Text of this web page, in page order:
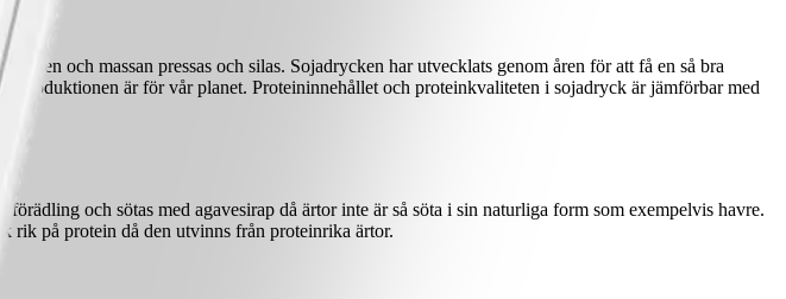
och massan pressas och silas. Sojadrycken har utvecklats genom åren för att få en så bra
är för vår planet. Proteininnehållet och proteinkvaliteten i sojadryck är jämförbar med
och sötas med agavesirap då ärtor inte är så söta i sin naturliga form som exempelvis havre.
rik på protein då den utvinns från proteinrika ärtor.